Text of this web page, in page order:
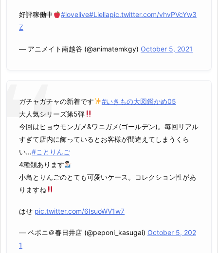
好評稼働中 #lovelive#Liellapic.twitter.com/vhvPVcYw3
Z
— アニメイト南越谷 (@animatemkgy) October 5, 2021
ガチャガチャの新着です
#いきもの大図鑑かめ05
大人気シリーズ第5弾
今回はヒョウモンガメ&ワニガメ(ゴールデン)。毎回リアル
すぎて店内に飾っているとお客様が間違えてしまうくら
い…#ことりんご
4種類あります
小鳥とりんごのとても可愛いケース。コレクション性があ
りますね
はせ pic.twitter.com/6IsuoWV1w7
— ペポニ＠春日井店 (@peponi_kasugai) October 5, 202
1